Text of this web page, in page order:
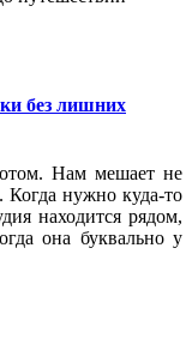
без лишних
Нам мешает не
Когда нужно куда-то
находится рядом,
она буквально у